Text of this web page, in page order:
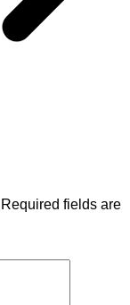
Required fields are